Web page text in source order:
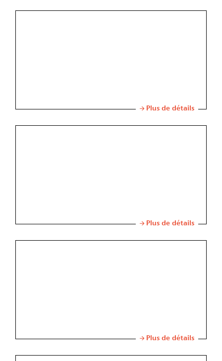
Plus de détails
Plus de détails
Plus de détails